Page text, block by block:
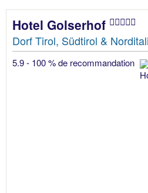
Hotel Golserhof
Dorf Tirol, Südtirol &
5.9 - 100 % de recommandation